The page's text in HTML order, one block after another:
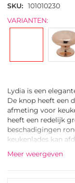
van
afbeeldingen-
SKU
101010230
VARIANTEN:
Lydia is een
De knop heeft een
afmeting voor
heeft een redelijk
beschadigingen
keukenlades kan
van uw meubelen
Meer weergeven